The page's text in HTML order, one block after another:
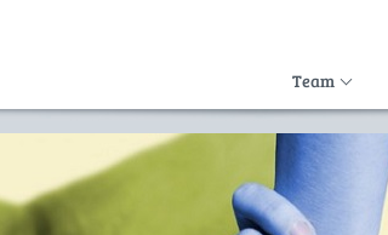
Team